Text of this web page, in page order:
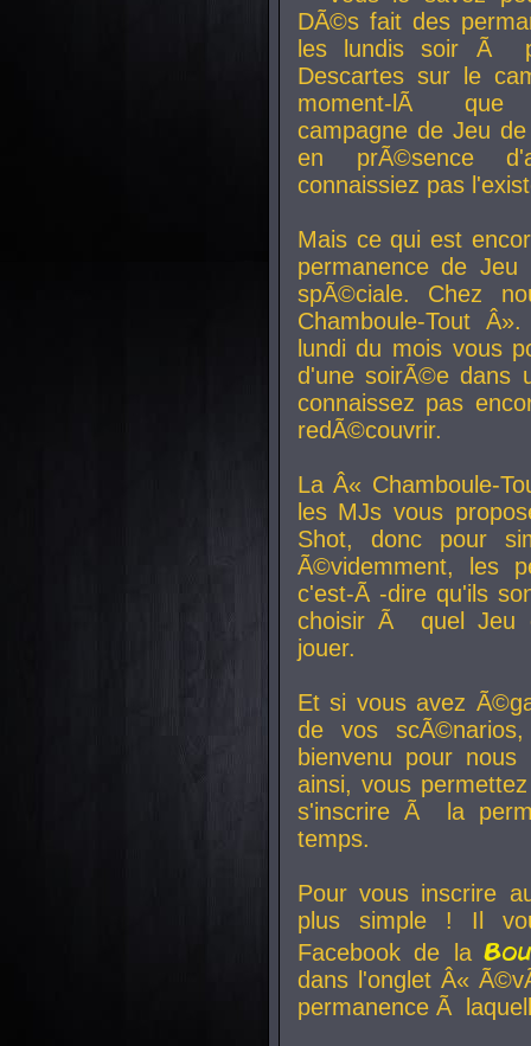
DÃ©s fait des
les lundis soir Ã
Descartes sur le
moment-lÃ que
campagne de Jeu
en prÃ©sence
connaissiez pas
Mais ce qui est
permanence de
spÃ©ciale. Chez
Chamboule-Tout
lundi du mois vous
d'une soirÃ©e dans
connaissez pas
redÃ©couvrir.
La Â« Chamboule-
les MJs vous
Shot, donc pour
Ã©videmment, les
c'est-Ã -dire qu'ils
choisir Ã quel Jeu
jouer.
Et si vous avez
de vos
bienvenu pour
ainsi, vous
s'inscrire Ã la
temps.
Pour vous inscrire
plus simple ! Il
Facebook de la
dans l'onglet Â«
permanence Ã